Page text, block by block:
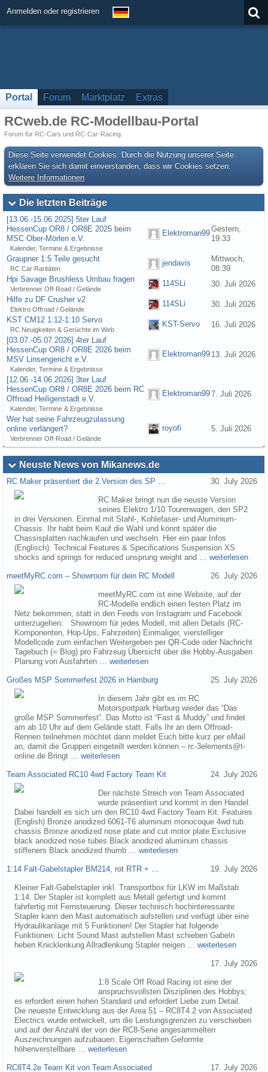
Anmelden oder registrieren
Portal Forum Marktplatz Extras
RCweb.de RC-Modellbau-Portal
Forum für RC-Cars und RC-Car-Racing
Diese Seite verwendet Cookies. Durch die Nutzung unserer Seite
erklären Sie sich damit einverstanden, dass wir Cookies setzen.
Weitere Informationen
Die letzten Beiträge
[13.06.-15.06.2025] 5ter Lauf
HessenCup OR8 / OR8E 2025 beim
MSC Ober-Mörlen e.V.
Kalender, Termine & Ergebnisse
Elektroman99Gestern,
19:33
Graupner 1:5 Teile gesucht
RC Car Raritäten
jendavis
Mittwoch,
08:39
Hpi Savage Brushless Umbau fragen
Verbrenner Off-Road / Gelände
114SLi
30. Juli 2026
Hilfe zu DF Crusher v2
Elektro Offroad / Gelände
114SLi
30. Juli 2026
KST CM12 1:12-1:10 Servo
RC Neuigkeiten & Gerüchte im Web
KST-Servo
16. Juli 2026
[03.07.-05.07.2026] 4ter Lauf
HessenCup OR8 / OR8E 2026 beim
MSV Linsengericht e.V.
Kalender, Termine & Ergebnisse
Elektroman99 13. Juli 2026
[12.06.-14.06.2026] 3ter Lauf
HessenCup OR8 / OR8E 2026 beim RC
Offroad Heiligenstadt e.V.
Kalender, Termine & Ergebnisse
Elektroman997. Juli 2026
Wer hat seine Fahrzeugzulassung
online verlängert?
Verbrenner Off-Road / Gelände
royofi 5. Juli 2026
Neuste News von Mikanews.de
RC Maker präsentiert die 2.Version des SP … 30. July 2026
RC Maker bringt nun die neuste Version
seines Elektro 1/10 Tourenwagen, den SP2
in drei Versionen. Einmal mit Stahl-, Kohlefaser- und Aluminium-
Chassis. Ihr habt beim Kauf die Wahl und könnt später die
Chassisplatten nachkaufen und wechseln. Hier ein paar Infos
(Englisch): Technical Features & Specifications Suspension XS
shocks and springs for reduced unsprung weight and … weiterlesen
meetMyRC.com – Showroom für dein RC Modell 26. July 2026
meetMyRC.com ist eine Website, auf der
RC-Modelle endlich einen festen Platz im
Netz bekommen, statt in den Feeds von Instagram und Facebook
unterzugehen: Showroom für jedes Modell, mit allen Details (RC-
Komponenten, Hop-Ups, Fahrzeiten) Einmaliger, vierstelliger
Modellcode zum einfachen Weitergeben per QR-Code oder Nachricht
Tagebuch (= Blog) pro Fahrzeug Übersicht über die Hobby-Ausgaben
Planung von Ausfahrten … weiterlesen
Großes MSP Sommerfest 2026 in Hamburg 25. July 2026
In diesem Jahr gibt es im RC
Motorsportpark Harburg wieder das “Das
große MSP Sommerfest”. Das Motto ist “Fast & Muddy” und findet
am ab 10 Uhr auf dem Gelände statt. Falls Ihr an dem Offroad-
Rennen teilnehmen möchtet dann meldet Euch bitte kurz per eMail
an, damit die Gruppen eingeteilt werden können – rc-3elements@t-
online.de Bringt … weiterlesen
Team Associated RC10 4wd Factory Team Kit 24. July 2026
Der nächste Streich von Team Associated
wurde präsentiert und kommt in den Handel.
Dabei handelt es sich um den RC10 4wd Factory Team Kit. Features
(English) Bronze anodized 6061-T6 aluminum monocoque 4wd tub
chassis Bronze anodized nose plate and cut motor plate Exclusive
black anodized nose tubes Black anodized aluminum chassis
stiffeners Black anodized thumb … weiterlesen
1:14 Falt-Gabelstapler BM214, rot RTR + … 19. July 2026
Kleiner Falt-Gabelstapler inkl. Transportbox für LKW im Maßstab
1:14. Der Stapler ist komplett aus Metall gefertigt und kommt
fahrfertig mit Fernsteuerung. Dieser technisch hochinteressante
Stapler kann den Mast automatisch aufstellen und verfügt über eine
Hydraulikanlage mit 5 Funktionen! Der Stapler hat folgende
Funktionen: Licht Sound Mast aufstellen Mast schieben Gabeln
heben Knicklenkung Allradlenkung Stapler neigen … weiterlesen
17. July 2026
1:8 Scale Off Road Racing ist eine der
anspruchsvollsten Disziplinen des Hobbys;
es erfordert einen hohen Standard und erfordert Liebe zum Detail.
Die neueste Entwicklung aus der Area 51 – RC8T4.2 von Associated
Electrics wurde entwickelt, um die Leistungsgrenzen zu verschieben
und auf der Anzahl der von der RC8-Serie angesammelten
Auszeichnungen aufzubauen. Eigenschaften Geformte
höhenverstellbare … weiterlesen
RC8T4.2e Team Kit von Team Associated 17. July 2026